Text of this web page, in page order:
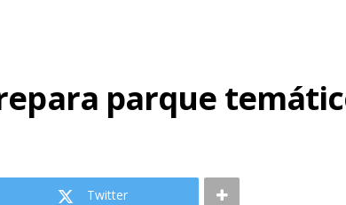
parque
Twitter